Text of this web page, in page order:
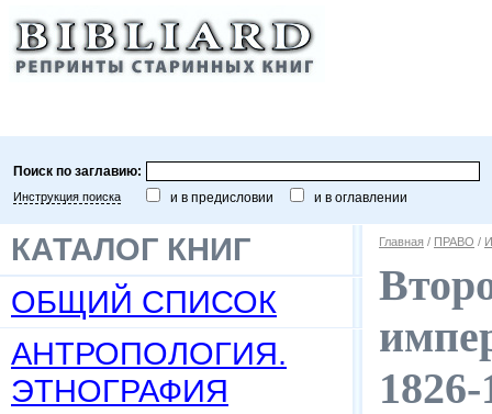
Поиск по заглавию:
Инструкция поиска и в предисловии и в оглавлении
КАТАЛОГ КНИГ
ОБЩИЙ СПИСОК
АНТРОПОЛОГИЯ.
ЭТНОГРАФИЯ
Главная / ПРАВО /